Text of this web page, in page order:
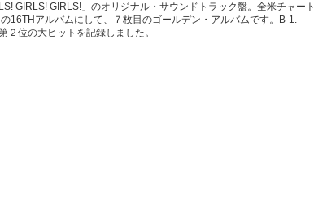
GIRLS! GIRLS!」のオリジナル・サウンドトラック盤。全米チャート
16THアルバムにして、７枚目のゴールデン・アルバムです。B-1.
２位の大ヒットを記録しました。